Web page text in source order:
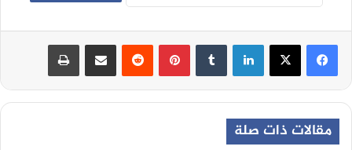
لينكدإن بينتيريست
مقالات ذات صلة